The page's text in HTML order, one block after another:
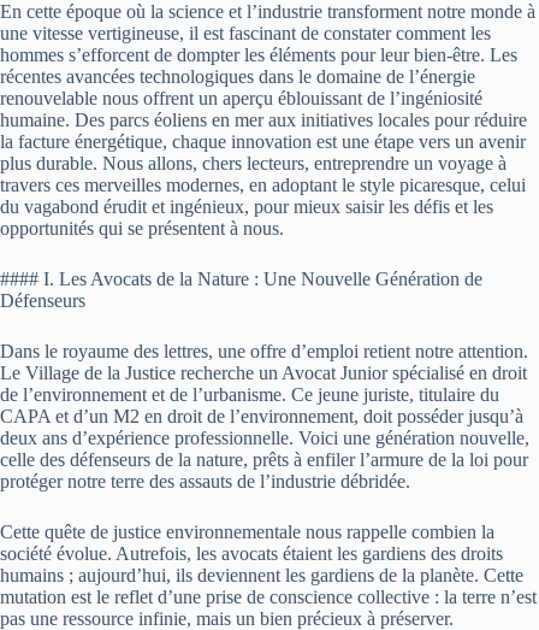
En cette époque où la science et l’industrie transforment notre monde à
une vitesse vertigineuse, il est fascinant de constater comment les
hommes s’efforcent de dompter les éléments pour leur bien-être. Les
récentes avancées technologiques dans le domaine de l’énergie
renouvelable nous offrent un aperçu éblouissant de l’ingéniosité
humaine. Des parcs éoliens en mer aux initiatives locales pour réduire
la facture énergétique, chaque innovation est une étape vers un avenir
plus durable. Nous allons, chers lecteurs, entreprendre un voyage à
travers ces merveilles modernes, en adoptant le style picaresque, celui
du vagabond érudit et ingénieux, pour mieux saisir les défis et les
opportunités qui se présentent à nous.
#### I. Les Avocats de la Nature : Une Nouvelle Génération de
Défenseurs
Dans le royaume des lettres, une offre d’emploi retient notre attention.
Le Village de la Justice recherche un Avocat Junior spécialisé en droit
de l’environnement et de l’urbanisme. Ce jeune juriste, titulaire du
CAPA et d’un M2 en droit de l’environnement, doit posséder jusqu’à
deux ans d’expérience professionnelle. Voici une génération nouvelle,
celle des défenseurs de la nature, prêts à enfiler l’armure de la loi pour
protéger notre terre des assauts de l’industrie débridée.
Cette quête de justice environnementale nous rappelle combien la
société évolue. Autrefois, les avocats étaient les gardiens des droits
humains ; aujourd’hui, ils deviennent les gardiens de la planète. Cette
mutation est le reflet d’une prise de conscience collective : la terre n’est
pas une ressource infinie, mais un bien précieux à préserver.